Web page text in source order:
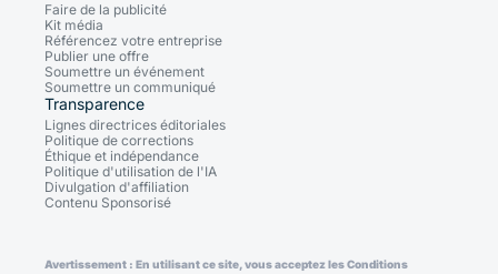
Faire de la publicité
Kit média
Référencez votre entreprise
Publier une offre
Soumettre un événement
Soumettre un communiqué
Transparence
Lignes directrices éditoriales
Politique de corrections
Éthique et indépendance
Politique d'utilisation de l'IA
Divulgation d'affiliation
Contenu Sponsorisé
Avertissement : En utilisant ce site, vous acceptez les Conditions